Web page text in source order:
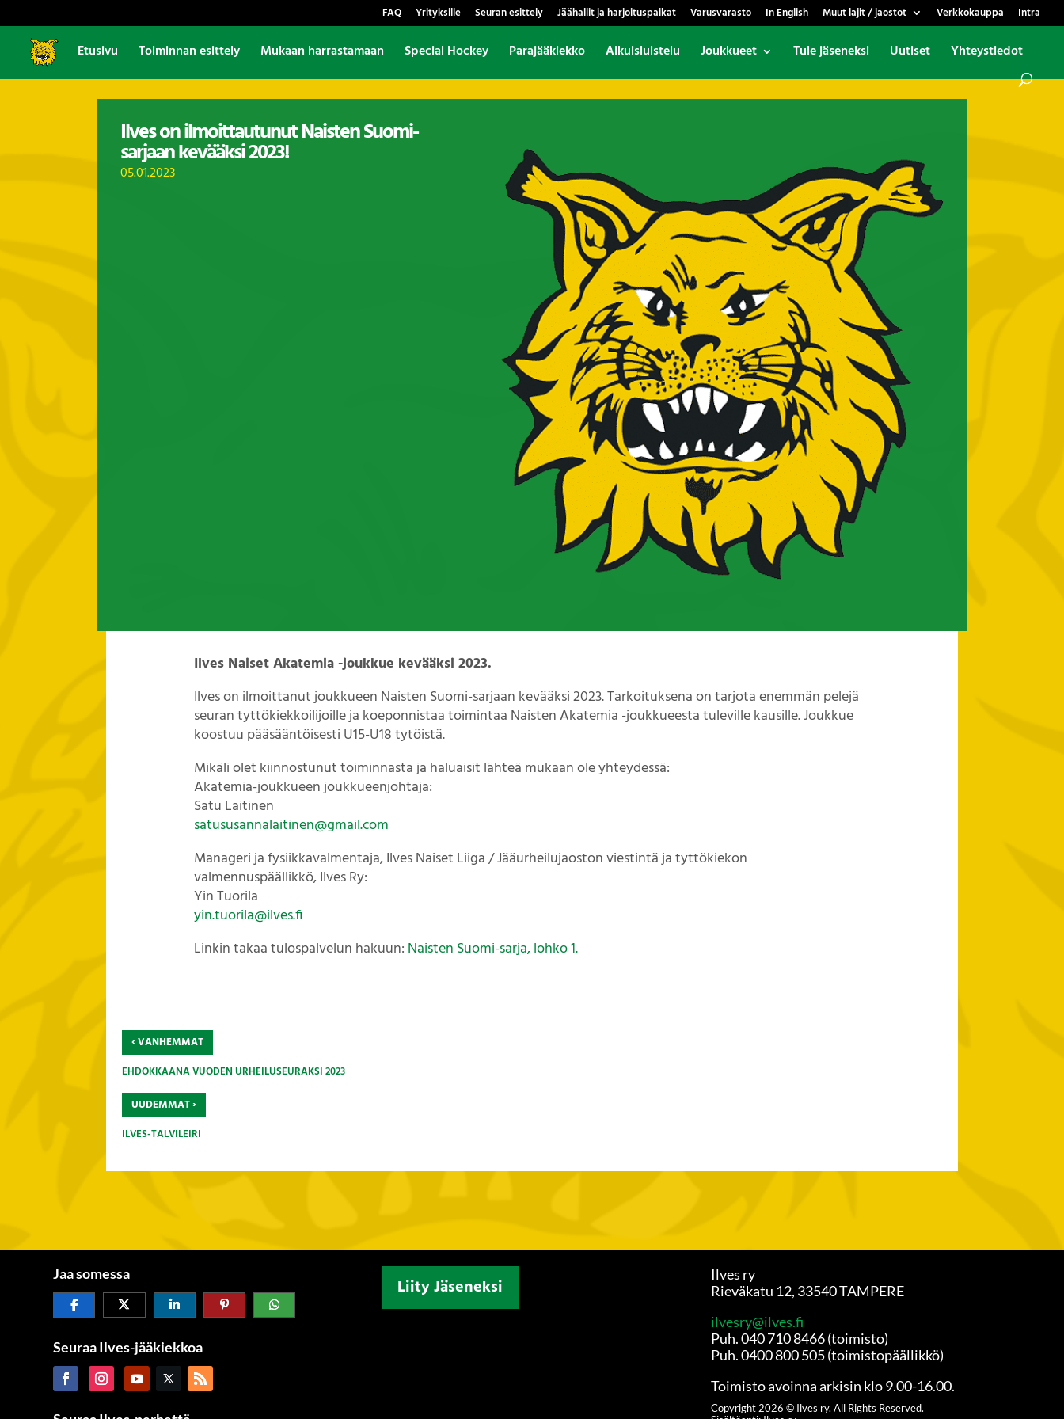
FAQ Yrityksille Seuran esittely Jäähallit ja harjoituspaikat Varusvarasto In English Muut lajit / jaostot Verkkokauppa Intra
Etusivu Toiminnan esittely Mukaan harrastamaan Special Hockey Parajääkiekko Aikuisluistelu Joukkueet Tule jäseneksi Uutiset Yhteystiedot
Ilves on ilmoittautunut Naisten Suomi-
sarjaan kevääksi 2023!
05.01.2023
Ilves Naiset Akatemia -joukkue kevääksi 2023.
Ilves on ilmoittanut joukkueen Naisten Suomi-sarjaan kevääksi 2023. Tarkoituksena on tarjota enemmän pelejä
seuran tyttökiekkoilijoille ja koeponnistaa toimintaa Naisten Akatemia -joukkueesta tuleville kausille. Joukkue
koostuu pääsääntöisesti U15-U18 tytöistä.
Mikäli olet kiinnostunut toiminnasta ja haluaisit lähteä mukaan ole yhteydessä:
Akatemia-joukkueen joukkueenjohtaja:
Satu Laitinen
satususannalaitinen@gmail.com
Manageri ja fysiikkavalmentaja, Ilves Naiset Liiga / Jääurheilujaoston viestintä ja tyttökiekon
valmennuspäällikkö, Ilves Ry:
Yin Tuorila
yin.tuorila@ilves.fi
Linkin takaa tulospalvelun hakuun: Naisten Suomi-sarja, lohko 1.
‹VANHEMMAT
EHDOKKAANA VUODEN URHEILUSEURAKSI 2023
UUDEMMAT›
ILVES-TALVILEIRI
Jaa somessa
Seuraa Ilves-jääkiekkoa
Liity Jäseneksi
Ilves ry
Rieväkatu 12, 33540 TAMPERE
ilvesry@ilves.fi
Puh. 040 710 8466 (toimisto)
Puh. 0400 800 505 (toimistopäällikkö)
Toimisto avoinna arkisin klo 9.00-16.00.
Copyright 2026 © Ilves ry. All Rights Reserved.